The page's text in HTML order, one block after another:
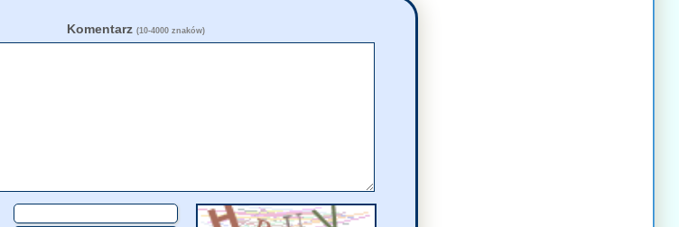
19 Lipca, 2026 12:38faktnapisał(a)
55618 faktnapisał(a)komentarz
Komentarz (10-4000 znaków)